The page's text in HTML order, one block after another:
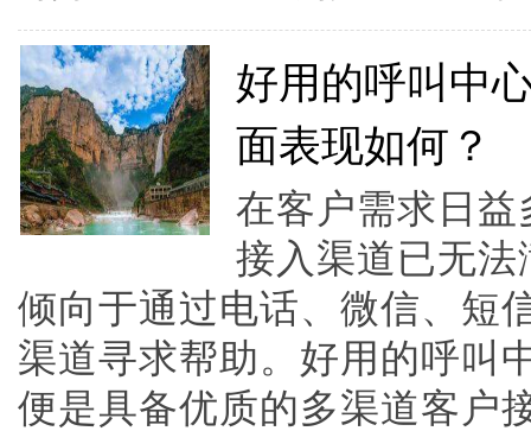
好用的呼叫中
面表现如何？
在客户需求日
接入渠道已无
倾向于通过电话、微信、短
渠道寻求帮助。好用的呼叫
便是具备优质的多渠道客